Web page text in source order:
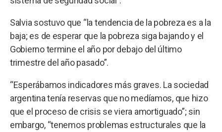
Salvia sostuvo que “la tendencia de la pobreza es a la
baja; es de esperar que la pobreza siga bajando y el
Gobierno termine el año por debajo del último
trimestre del año pasado”.
“Esperábamos indicadores más graves. La sociedad
argentina tenía reservas que no medíamos, que hizo
que el proceso de crisis se viera amortiguado”; sin
embargo, “tenemos problemas estructurales que la